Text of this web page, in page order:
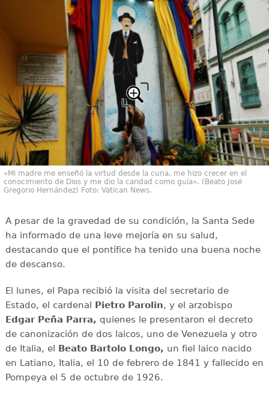
«Mi madre me enseñó la virtud desde la cuna, me hizo crecer en el
conocimiento de Dios y me dio la caridad como guía». (Beato José
Gregorio Hernández) Foto: Vatican News.
A pesar de la gravedad de su condición, la Santa Sede
ha informado de una leve mejoría en su salud,
destacando que el pontífice ha tenido una buena noche
de descanso.
El lunes, el Papa recibió la visita del secretario de
Estado, el cardenal Pietro Parolin, y el arzobispo
Edgar Peña Parra, quienes le presentaron el decreto
de canonización de dos laicos, uno de Venezuela y otro
de Italia, el Beato Bartolo Longo, un fiel laico nacido
en Latiano, Italia, el 10 de febrero de 1841 y fallecido en
Pompeya el 5 de octubre de 1926.